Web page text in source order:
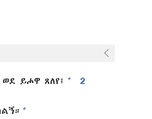
ይሖዋ ጸለየ፤ +
2
+